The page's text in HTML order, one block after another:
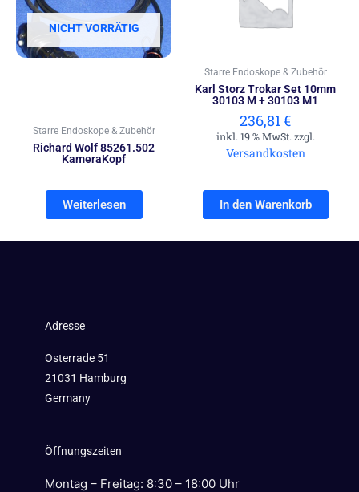
NICHT VORRÄTIG
Starre Endoskope & Zubehör
Richard Wolf 85261.502
KameraKopf
Weiterlesen
Starre Endoskope & Zubehör
Karl Storz Trokar Set 10mm
30103 M + 30103 M1
236,81€
inkl. 19 % MwSt. zzgl.
Versandkosten
In den Warenkorb
Adresse
Osterrade 51
21031 Hamburg
Germany
Öffnungszeiten
Montag – Freitag: 8:30 – 18:00 Uhr